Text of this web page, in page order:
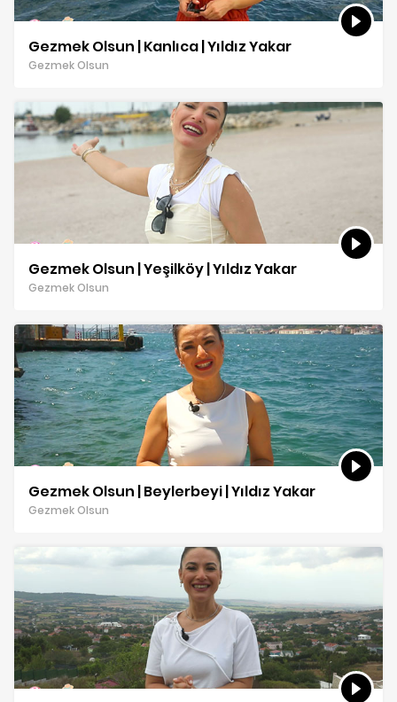
Gezmek Olsun | Kanlıca | Yıldız Yakar
Gezmek Olsun
Gezmek Olsun | Yeşilköy | Yıldız Yakar
Gezmek Olsun
Gezmek Olsun | Beylerbeyi | Yıldız Yakar
Gezmek Olsun